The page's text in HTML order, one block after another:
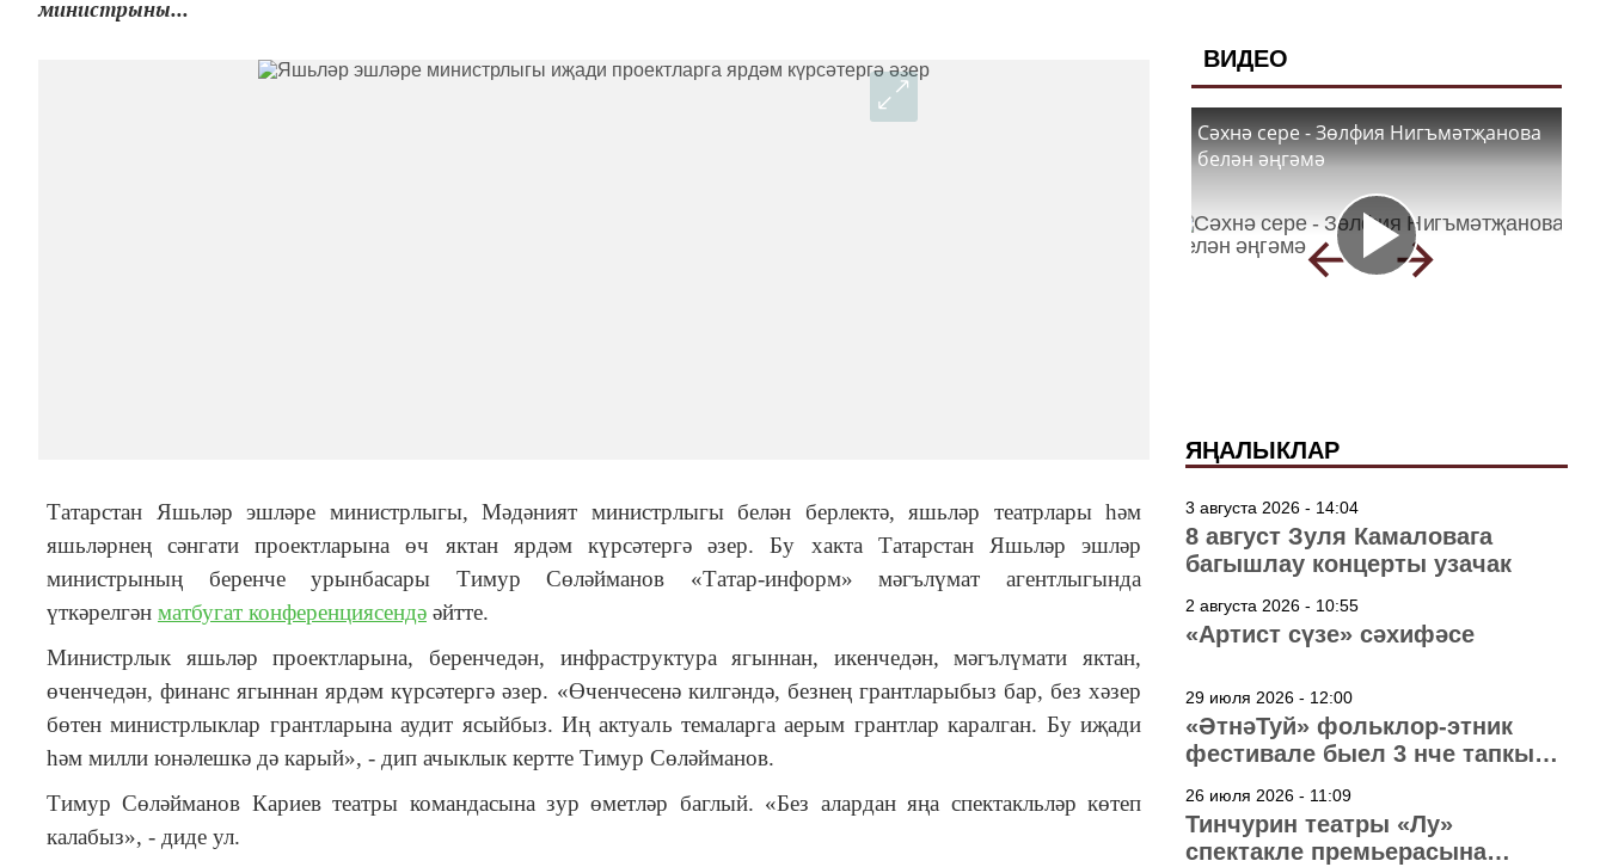
министрыны...
Татарстан Яшьләр эшләре министрлыгы, Мәдәният министрлыгы белән берлектә, яшьләр театрлары һәм
яшьләрнең сәнгати проектларына өч яктан ярдәм күрсәтергә әзер. Бу хакта Татарстан Яшьләр эшләр
министрының беренче урынбасары Тимур Сөләйманов «Татар-информ» мәгълүмат агентлыгында
үткәрелгән матбугат конференциясендә әйтте.
Министрлык яшьләр проектларына, беренчедән, инфраструктура ягыннан, икенчедән, мәгълүмати яктан,
өченчедән, финанс ягыннан ярдәм күрсәтергә әзер. «Өченчесенә килгәндә, безнең грантларыбыз бар, без хәзер
бөтен министрлыклар грантларына аудит ясыйбыз. Иң актуаль темаларга аерым грантлар каралган. Бу иҗади
һәм милли юнәлешкә дә карый», - дип ачыклык кертте Тимур Сөләйманов.
Тимур Сөләйманов Кариев театры командасына зур өметләр баглый. «Без алардан яңа спектакльләр көтеп
калабыз», - диде ул.
ВИДЕО
Сәхнә сере - Зөлфия Нигъмәтҗанова
белән әңгәмә
ЯҢАЛЫКЛАР
3 августа 2026 - 14:04
8 август Зуля Камаловага
багышлау концерты узачак
2 августа 2026 - 10:55
«Артист сүзе» сәхифәсе
29 июля 2026 - 12:00
«ӘтнәТуй» фольклор-этник
фестивале быел 3 нче тапкыр
26 июля 2026 - 11:09
Тинчурин театры «Лу»
спектакле премьерасына